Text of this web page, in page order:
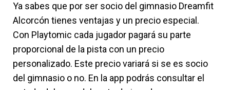
Ya sabes que por ser socio del gimnasio Dreamfit
Alcorcón tienes ventajas y un precio especial.
Con Playtomic cada jugador pagará su parte
proporcional de la pista con un precio
personalizado. Este precio variará si se es socio
del gimnasio o no. En la app podrás consultar el